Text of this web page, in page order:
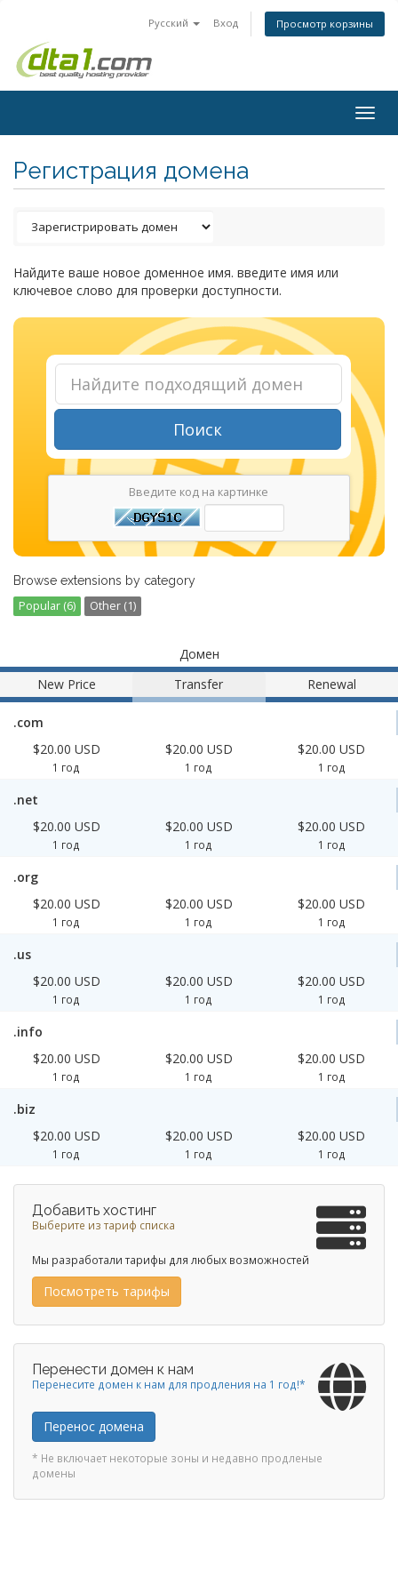
Русский Вход Просмотр корзины
Регистрация домена
Найдите ваше новое доменное имя. введите имя или
ключевое слово для проверки доступности.
Поиск
Введите код на картинке
Browse extensions by category
Popular (6) Other (1)
Домен
New Price
Transfer Renewal
.com
$20.00 USD
1 год
$20.00 USD
1 год
$20.00 USD
1 год
.net
$20.00 USD
1 год
$20.00 USD
1 год
$20.00 USD
1 год
.org
$20.00 USD
1 год
$20.00 USD
1 год
$20.00 USD
1 год
.us
$20.00 USD
1 год
$20.00 USD
1 год
$20.00 USD
1 год
.info
$20.00 USD
1 год
$20.00 USD
1 год
$20.00 USD
1 год
.biz
$20.00 USD
1 год
$20.00 USD
1 год
$20.00 USD
1 год
Добавить хостинг
Выберите из тариф списка
Мы разработали тарифы для любых возможностей
Посмотреть тарифы
Перенести домен к нам
Перенесите домен к нам для продления на 1 год!*
Перенос домена
* Не включает некоторые зоны и недавно продленые
домены